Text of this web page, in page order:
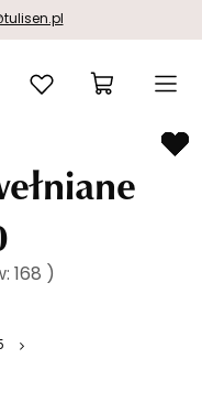
168 )